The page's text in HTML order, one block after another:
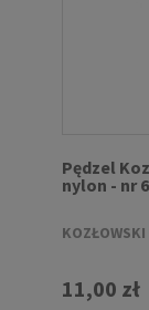
Pędzel
nylon - nr 6
KOZŁOWSKI
11,00 zł